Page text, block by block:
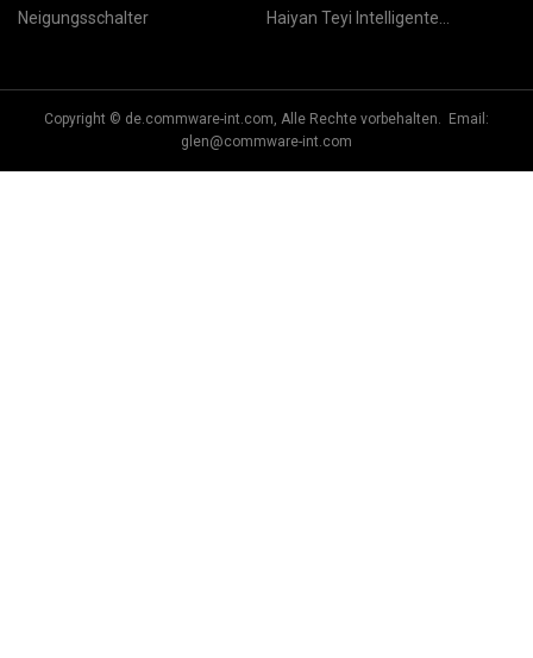
Neigungsschalter
Haiyan Teyi Intelligente
Copyright © de.commware-int.com, Alle Rechte vorbehalten. Email:
glen@commware-int.com